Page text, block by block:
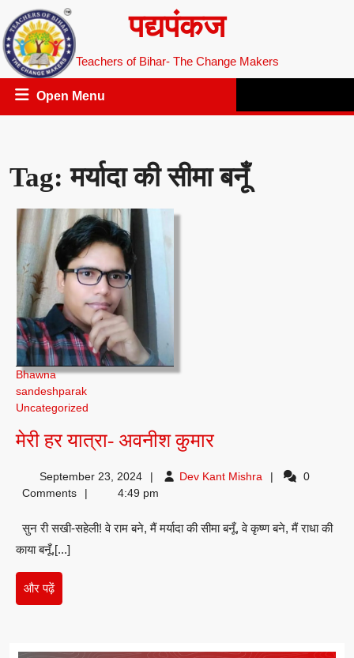
to
content
पद्यपंकज
Teachers of Bihar- The Change Makers
Open Menu
Tag:मर्यादा की सीमा बनूँ
Bhawna
sandeshparak
Uncategorized
मेरी हर यात्रा- अवनीश कुमारमेरी
यात्रा-
कुमार
September 23, 2024 Dev Kant Mishra Dev
0
Comments
4:49 pm
सुन री सखी-सहेली! वे राम बने, मैं मर्यादा की सीमा बनूँ, वे कृष्ण बने, मैं राधा की
काया बनूँ,[...]
और पढ़ेंऔर
पढ़ें